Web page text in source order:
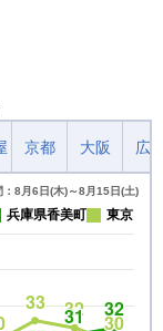
京都 大阪 広
：8月6日(木)～8月15日(土)
兵庫県香美町 東京